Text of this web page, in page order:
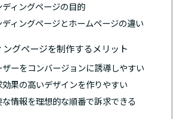
ディングページの目的
ディングページとホームページの違い
ングページを制作するメリット
ザーをコンバージョンに誘導しやすい
効果の高いデザインを作りやすい
な情報を理想的な順番で訴求できる